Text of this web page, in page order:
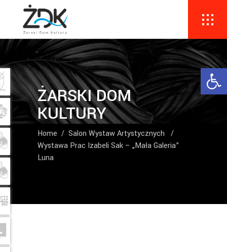
ŻARSKI DOM
KULTURY
Home / Salon Wystaw Artystycznych
/
Wystawa Prac Izabeli Sak – „Mała Galeria”
Luna